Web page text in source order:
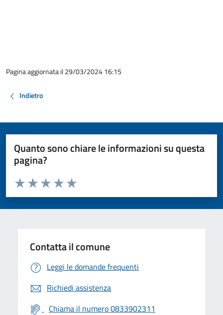
Pagina aggiornata il 29/03/2024 16:15
Indietro
Quanto sono chiare le informazioni su questa
pagina?
Valuta da 1 a 5 stelle la pagina
Valuta 5 stelle su 5
Valuta 4 stelle su 5
Valuta 3 stelle su 5
Valuta 2 stelle su 5
Valuta 1 stelle su 5
Contatta il comune
Leggi le domande frequenti
Richiedi assistenza
Chiama il numero 0833902311